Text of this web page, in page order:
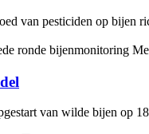
van pesticiden op bijen
van wilde bijen op